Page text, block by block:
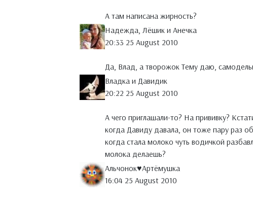
А там написана жирность?
Надежда, Лёшик и Анечка
20:33 25 August 2010
Да, Влад, а творожок Тему даю,
Владка и Давидик
20:22 25 August 2010
А чего приглашали-то? На прививку?
когда Давиду давала, он тоже пару раз
когда стала молоко чуть водичкой
молока делаешь?
Альчонок♥Артёмушка
16:04 25 August 2010